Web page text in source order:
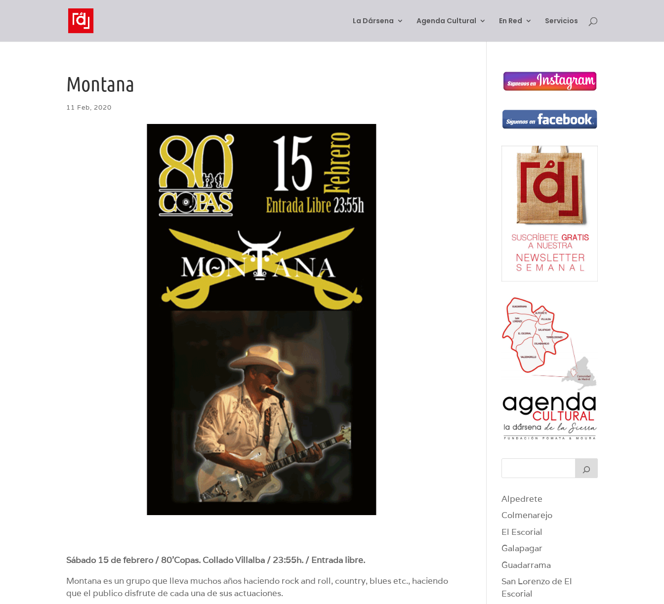
La Dársena Agenda Cultural En Red Servicios
Montana
11 Feb, 2020
Sábado 15 de febrero / 80’Copas. Collado Villalba / 23:55h. / Entrada libre.
Montana es un grupo que lleva muchos años haciendo rock and roll, country, blues etc., haciendo
que el publico disfrute de cada una de sus actuaciones.
Alpedrete
Colmenarejo
El Escorial
Galapagar
Guadarrama
San Lorenzo de El
Escorial